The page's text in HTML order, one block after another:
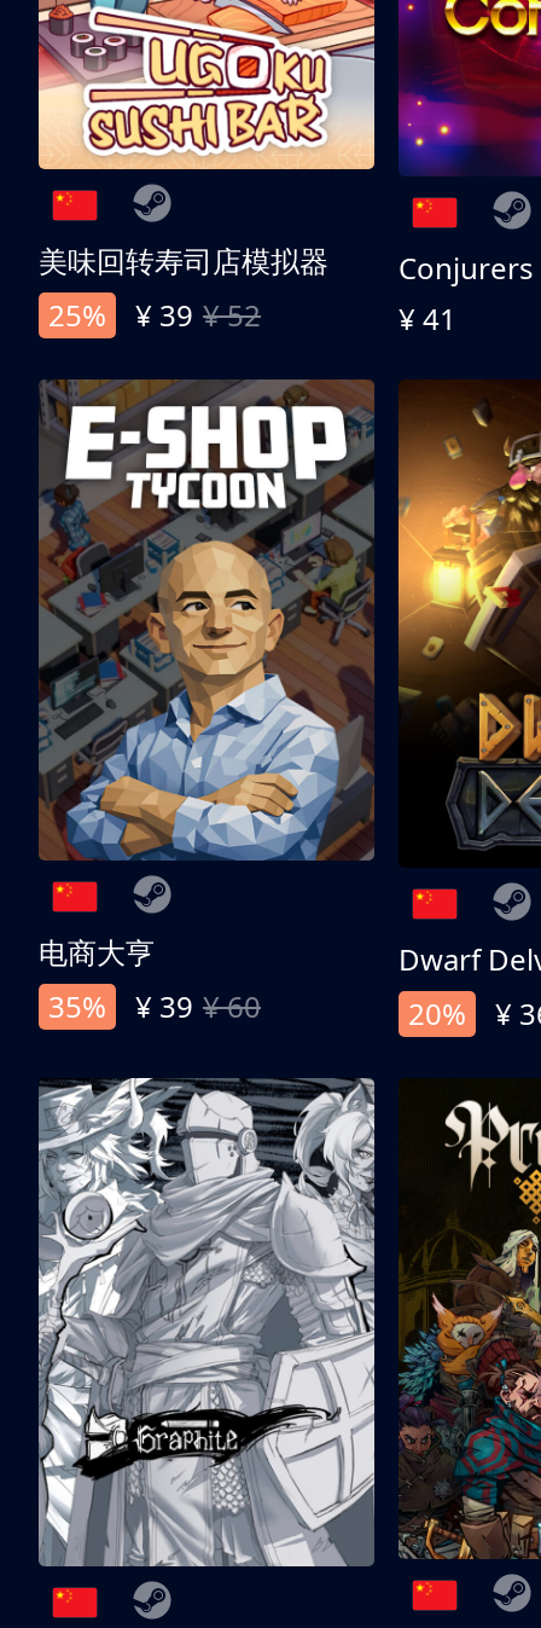
美味回转寿司店模拟器
25%
¥ 39 ¥ 52
Conjurers
¥ 41
电商大亨
35%
¥ 39 ¥ 60
Dwarf
20%
¥